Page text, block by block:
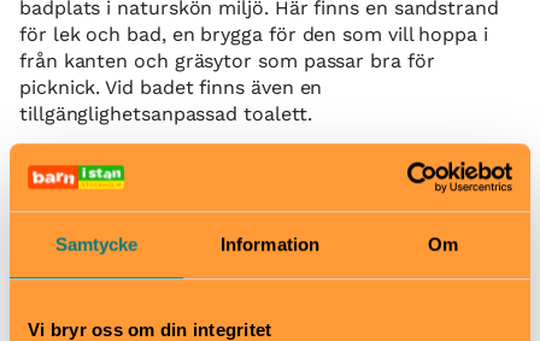
Samtycke Information Om
Vi bryr oss om din integritet
badplats i naturskön miljö. Här finns en sandstrand
för lek och bad, en brygga för den som vill hoppa i
från kanten och gräsytor som passar bra för
picknick. Vid badet finns även en
tillgänglighetsanpassad toalett.
När
Okej med matsäck